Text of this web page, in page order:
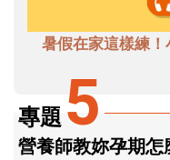
暑假在家這樣練！
專題 5
營養師教妳孕期怎